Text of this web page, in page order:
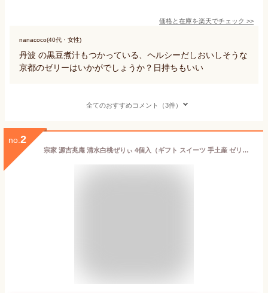
価格と在庫を楽天でチェック >>
nanacoco(40代・女性)
丹波 の黒豆煮汁もつかっている、ヘルシーだしおいしそうな
京都のゼリーはいかがでしょうか？日持ちもいい
全てのおすすめコメント（3件）
no. 2
宗家 源吉兆庵 清水白桃ぜりぃ 4個入（ギフト スイーツ 手土産 ゼリー）